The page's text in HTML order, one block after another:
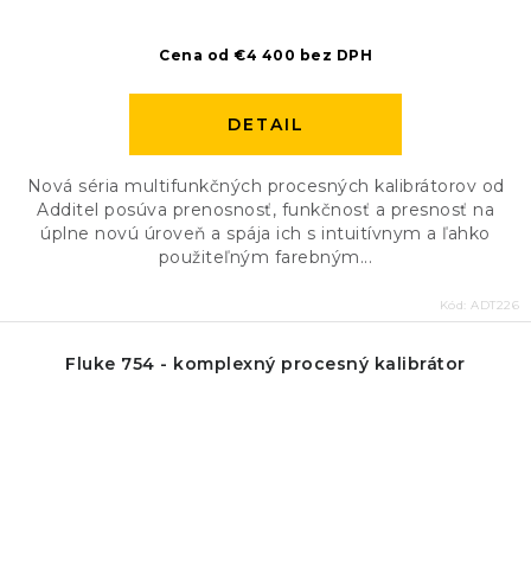
Cena od €4 400 bez DPH
DETAIL
Nová séria multifunkčných procesných kalibrátorov od
Additel posúva prenosnosť, funkčnosť a presnosť na
úplne novú úroveň a spája ich s intuitívnym a ľahko
použiteľným farebným...
Kód: ADT226
Fluke 754 - komplexný procesný kalibrátor